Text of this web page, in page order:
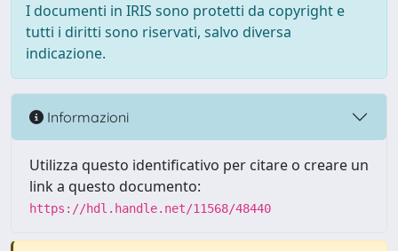
I documenti in IRIS sono protetti da copyright e
tutti i diritti sono riservati, salvo diversa
indicazione.
Informazioni
Utilizza questo identificativo per citare o creare un
link a questo documento:
https://hdl.handle.net/11568/48440